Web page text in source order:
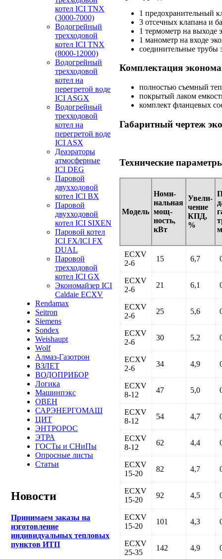
котел ICI TNX
(3000-7000)
Водогрейный
трехходовой
котел ICI TNX
(8000-12000)
Водогрейный
трехходовой
котел на
перегретой воде
ICI ASGX
Водогрейный
трехходовой
котел на
перегретой воде
ICI ASX
Деаэраторы
атмосферные
ICI DEG
Паровой
двухходовой
котел ICI BX
Паровой
двухходовой
котел ICI SIXEN
Паровой котел
ICI FX/ICI FX
DUAL
Паровой
трехходовой
котел ICI GX
Экономайзер ICI
Caldaie ECXV
Rendamax
Seitron
Siemens
Sondex
Weishaupt
Wolf
Алмаз-Газотрон
ВЗЛЕТ
ВОДОПРИБОР
Логика
Машинпэкс
ОВЕН
САРЭНЕРГОМАШ
ЦИТ
ЭНТРОРОС
ЭТРА
ГОСТы и СНиПы
Опросные листы
Статьи
Новости
Принимаем заказы на
изготовление
индивидуальных тепловых
пунктов ИТП
1 предохранительный
3 отсечных клапана и
1 термометр на выходе
1 манометр на входе
соединительные трубы
Комплектация
полностью съемный
покрытый лаком
комплект фланцевых
Габаритный чертеж
Технические
Модель
Номи-
нальная
мощ-
ность,
кВт
Увели-
чение
КПД,
%
ECXV
2-6
15 6,7
ECXV
2-6
21 6,1
ECXV
2-6
25 5,6
ECXV
2-6
30 5,2
ECXV
2-6
34 4,9
ECXV
8-12
47 5,0
ECXV
8-12
54 4,7
ECXV
8-12
62 4,4
ECXV
15-20
82 4,7
ECXV
15-20
92 4,5
ECXV
15-20
101 4,3
ECXV
25-35
142 4,9